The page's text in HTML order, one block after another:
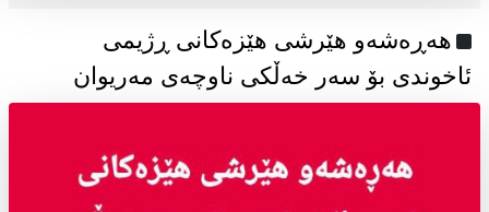
هەڕەشەو هێرشی هێزەکانی ڕژیمی
ئاخوندی بۆ سەر خەڵکی ناوچەی مەریوان